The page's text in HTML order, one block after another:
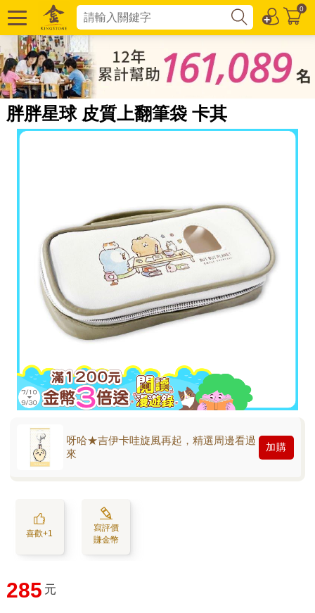
0
胖胖星球 皮質上翻筆袋 卡其
呀哈★吉伊卡哇旋風再起，精選周邊看過
來
加購
喜歡+1
寫評價
賺金幣
285 元